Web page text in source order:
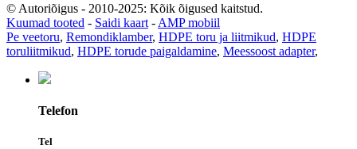
© Autoriõigus - 2010-2025: Kõik õigused kaitstud.
Kuumad tooted - Saidi kaart - AMP mobiil
Pe veetoru, Remondiklamber, HDPE toru ja liitmikud, HDPE
toruliitmikud, HDPE torude paigaldamine, Meessoost adapter,
Telefon
Tel